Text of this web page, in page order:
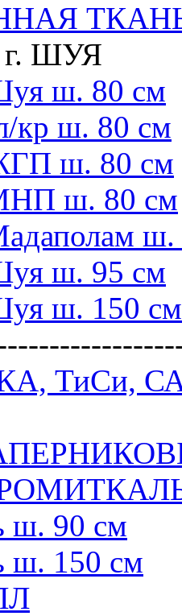
ШУЯ
ш. 80 см
кр ш. 80 см
ш. 80 см
ш. 80 см
ш.
ш. 95 см
ш. 150 см
ТиСи,
ш. 90 см
ш. 150 см